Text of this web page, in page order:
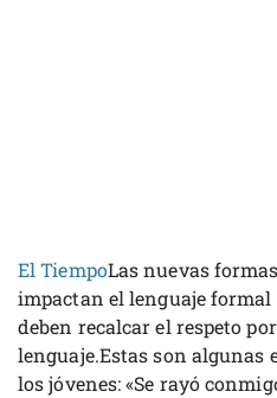
El TiempoLas nuevas
impactan el lenguaje
deben recalcar el respeto
lenguaje.Estas son algunas
los jóvenes: «Se rayó